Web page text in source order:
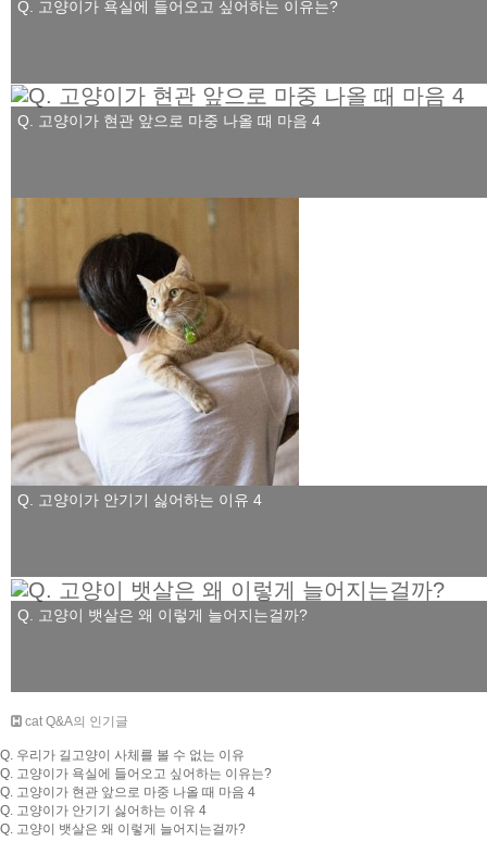
Q. 고양이가 욕실에 들어오고 싶어하는 이유는?
Q. 고양이가 현관 앞으로 마중 나올 때 마음 4
Q. 고양이가 안기기 싫어하는 이유 4
Q. 고양이 뱃살은 왜 이렇게 늘어지는걸까?
cat Q&A의 인기글
Q. 우리가 길고양이 사체를 볼 수 없는 이유
Q. 고양이가 욕실에 들어오고 싶어하는 이유는?
Q. 고양이가 현관 앞으로 마중 나올 때 마음 4
Q. 고양이가 안기기 싫어하는 이유 4
Q. 고양이 뱃살은 왜 이렇게 늘어지는걸까?